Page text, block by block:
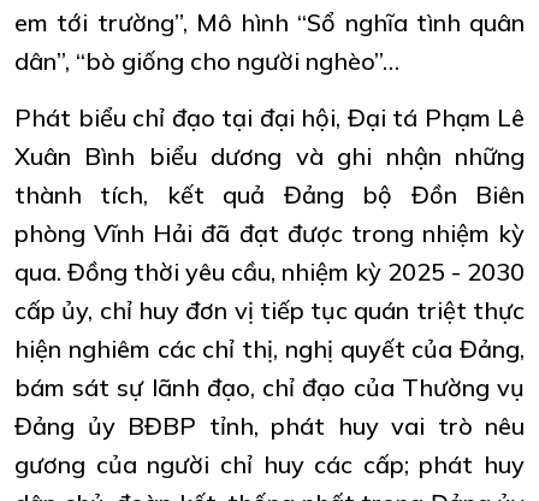
em tới trường”, Mô hình “Sổ nghĩa tình quân
dân”, “bò giống cho người nghèo”…
Phát biểu chỉ đạo tại đại hội, Đại tá Phạm Lê
Xuân Bình biểu dương và ghi nhận những
thành tích, kết quả Đảng bộ Đồn Biên
phòng Vĩnh Hải đã đạt được trong nhiệm kỳ
qua. Đồng thời yêu cầu, nhiệm kỳ 2025 - 2030
cấp ủy, chỉ huy đơn vị tiếp tục quán triệt thực
hiện nghiêm các chỉ thị, nghị quyết của Đảng,
bám sát sự lãnh đạo, chỉ đạo của Thường vụ
Đảng ủy BĐBP tỉnh, phát huy vai trò nêu
gương của người chỉ huy các cấp; phát huy